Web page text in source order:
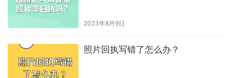
2023年8月9日
照片回执写错了怎么办？